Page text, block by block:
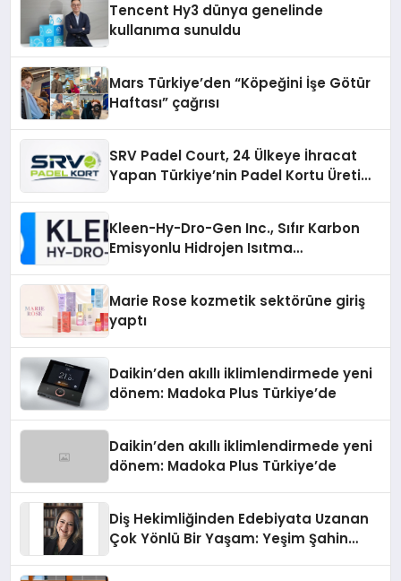
Tencent Hy3 dünya genelinde
kullanıma sunuldu
Mars Türkiye’den “Köpeğini İşe Götür
Haftası” çağrısı
SRV Padel Court, 24 Ülkeye İhracat
Yapan Türkiye’nin Padel Kortu Üretim
Kleen-Hy-Dro-Gen Inc., Sıfır Karbon
Emisyonlu Hidrojen Isıtma
Marie Rose kozmetik sektörüne giriş
yaptı
Daikin’den akıllı iklimlendirmede yeni
dönem: Madoka Plus Türkiye’de
Daikin’den akıllı iklimlendirmede yeni
dönem: Madoka Plus Türkiye’de
Diş Hekimliğinden Edebiyata Uzanan
Çok Yönlü Bir Yaşam: Yeşim Şahin